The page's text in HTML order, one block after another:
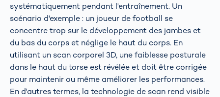
systématiquement pendant l'entraînement. Un
scénario d'exemple : un joueur de football se
concentre trop sur le développement des jambes et
du bas du corps et néglige le haut du corps. En
utilisant un scan corporel 3D, une faiblesse posturale
dans le haut du torse est révélée et doit être corrigée
pour maintenir ou même améliorer les performances.
En d'autres termes, la technologie de scan rend visible